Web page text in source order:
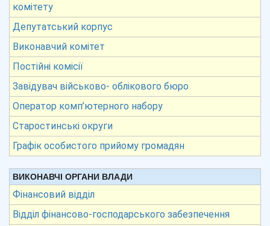
комітету
Депутатський корпус
Виконавчий комітет
Постійні комісії
Завідувач військово- облікового бюро
Оператор комп’ютерного набору
Старостинські округи
Графік особистого прийому громадян
ВИКОНАВЧІ ОРГАНИ ВЛАДИ
Фінансовий відділ
Відділ фінансово-господарського забезпечення